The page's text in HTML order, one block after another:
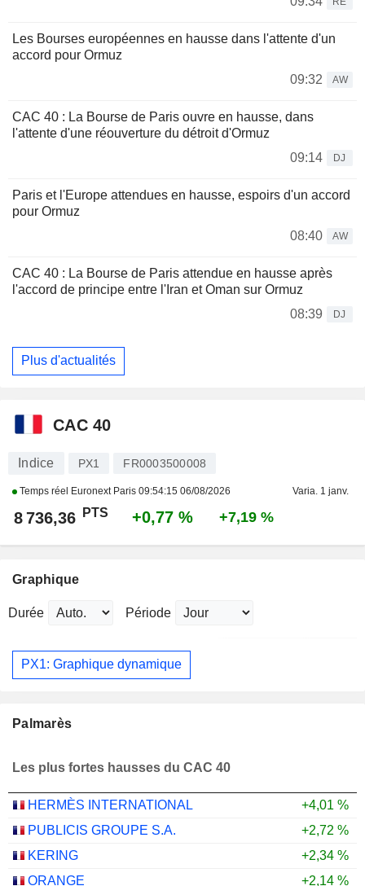
Les Bourses européennes en hausse dans l'attente d'un
accord pour Ormuz
09:32
AW
CAC 40 : La Bourse de Paris ouvre en hausse, dans
l'attente d'une réouverture du détroit d'Ormuz
09:14
DJ
Paris et l'Europe attendues en hausse, espoirs d'un accord
pour Ormuz
08:40
AW
CAC 40 : La Bourse de Paris attendue en hausse après
l'accord de principe entre l'Iran et Oman sur Ormuz
08:39
DJ
Plus d'actualités
CAC 40
Indice PX1 FR0003500008
Temps réel Euronext Paris 09:54:15 06/08/2026 Varia. 1 janv.
8 736,36 PTS +0,77 % +7,19 %
Graphique
Durée Période
PX1: Graphique dynamique
Palmarès
Les plus fortes hausses du CAC 40
HERMÈS INTERNATIONAL
+4,01 %
PUBLICIS GROUPE S.A.
+2,72 %
KERING
+2,34 %
ORANGE
+2,14 %